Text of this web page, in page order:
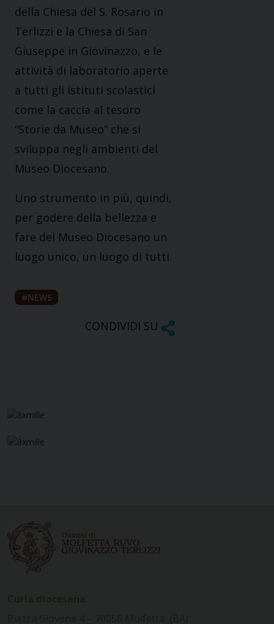
della Chiesa del S. Rosario in
Terlizzi e la Chiesa di San
Giuseppe in Giovinazzo, e le
attività di laboratorio aperte
a tutti gli istituti scolastici
come la caccia al tesoro
“Storie da Museo” che si
sviluppa negli ambienti del
Museo Diocesano.
Uno strumento in più, quindi,
per godere della bellezza e
fare del Museo Diocesano un
luogo unico, un luogo di tutti.
NEWS
CONDIVIDI SU